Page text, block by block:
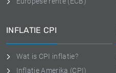
INFLATIE CPI
Wat is CPI inflatie?
Inflatie Amerika (CPI)